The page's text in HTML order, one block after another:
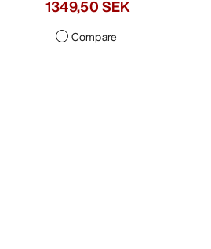
1349,50 SEK
Compare